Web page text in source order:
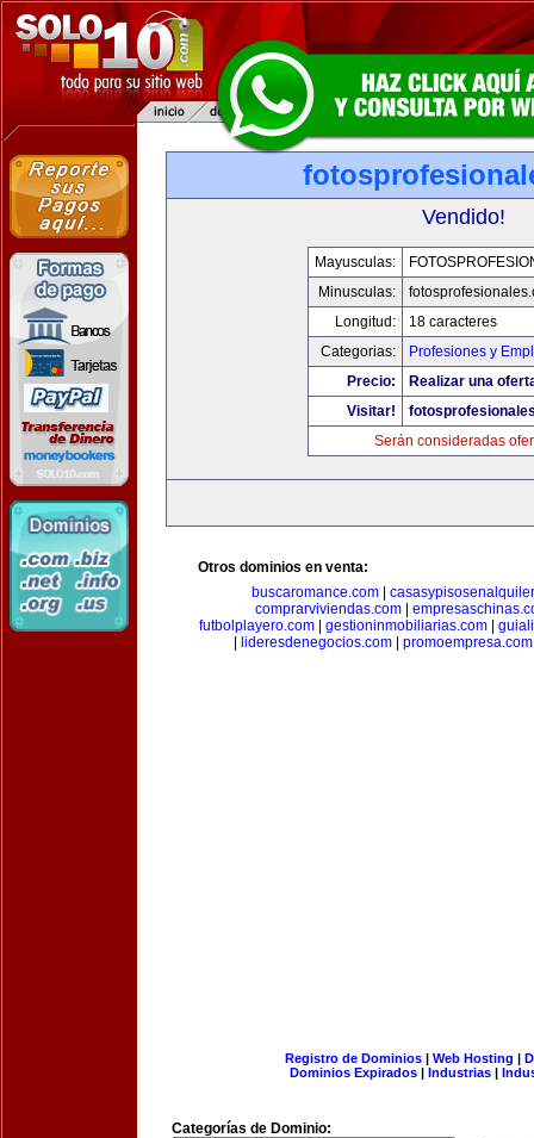
Vendido!
Mayusculas:
Minusculas:
Longitud:
18 caracteres
Categorias:
Profesiones y
Precio:
Realizar una
Visitar!
Serán consideradas
Otros dominios en venta:
buscaromance.com
comprarviviendas.com|
futbolplayero.com| gestioninmobiliarias.com|
lideresdenegocios.com promoempresa.com
Registro de Dominios| Web Hosting |
Dominios Expirados | Industrias |
Categorías de Dominio: